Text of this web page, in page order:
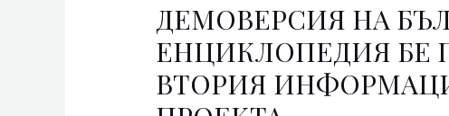
ДЕМОВЕРСИЯ НА
ЕНЦИКЛОПЕДИЯ БЕ
ВТОРИЯ